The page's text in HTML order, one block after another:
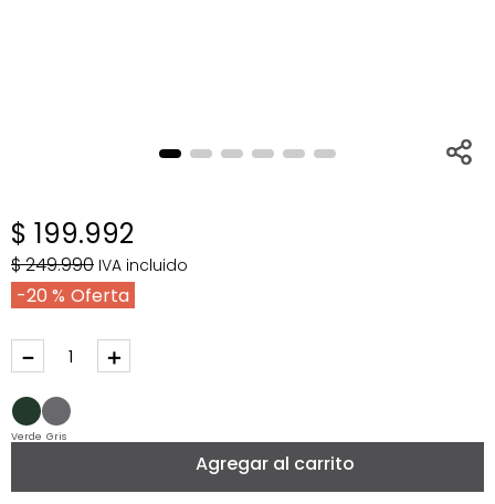
$ 199.992
$249.990 IVA incluido
20 %
＋
－
Verde Gris
Agregar al carrito